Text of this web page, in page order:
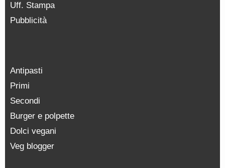
Uff. Stampa
Pubblicità
Antipasti
Primi
Secondi
Burger e polpette
Dolci vegani
Veg blogger